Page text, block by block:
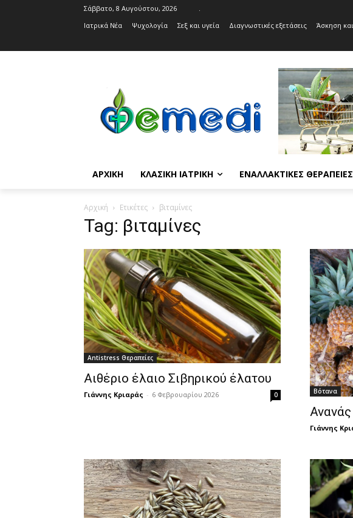
Σάββατο, 8 Αυγούστου, 2026
.
Ιατρικά Νέα
Ψυχολογία Σεξ και υγεία Διαγνωστικές εξετάσεις Άσκηση
ΑΡΧΙΚΉ ΚΛΑΣΙΚΉ ΙΑΤΡΙΚΉ ΕΝΑΛΛΑΚΤΙΚΈΣ ΘΕΡΑΠΕΊΕΣ
Αρχική Ετικέτες βιταμίνες
Tag: βιταμίνες
Antistress Θεραπείες
Αιθέριο έλαιο Σιβηρικού έλατου
Γιάννης Κριαράς - 6 Φεβρουαρίου 2026 0 Βότανα
Ανανάς
Γιάννης